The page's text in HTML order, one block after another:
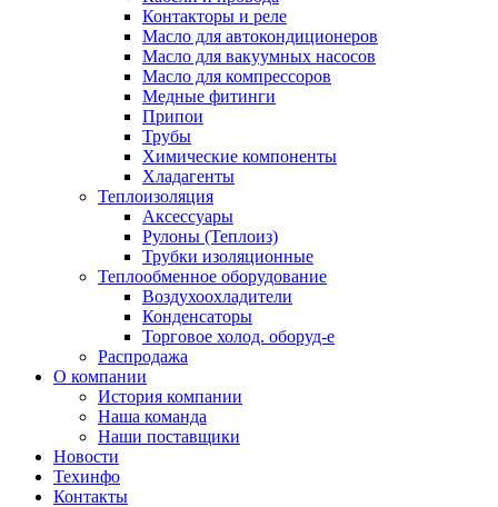
Контакторы и реле
Масло для автокондиционеров
Масло для вакуумных насосов
Масло для компрессоров
Медные фитинги
Припои
Трубы
Химические компоненты
Хладагенты
Теплоизоляция
Аксессуары
Рулоны (Теплоиз)
Трубки изоляционные
Теплообменное оборудование
Воздухоохладители
Конденсаторы
Торговое холод. оборуд-е
Распродажа
О компании
История компании
Наша команда
Наши поставщики
Новости
Техинфо
Контакты